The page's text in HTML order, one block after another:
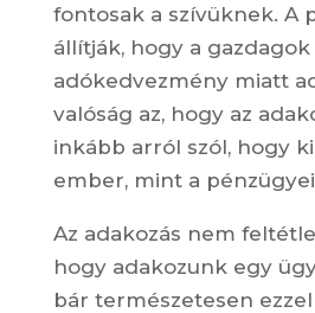
fontosak a szívüknek. A
állítják, hogy a gazdagok
adókedvezmény miatt
valóság az, hogy az
inkább arról szól, hogy
ember, mint a
Az adakozás nem
hogy adakozunk egy
bár természetesen